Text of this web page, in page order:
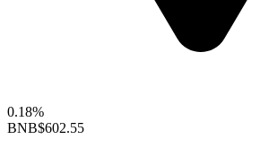
0.18%
BNB$602.55